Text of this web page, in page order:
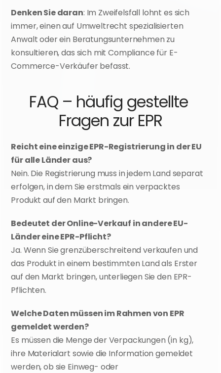
Denken Sie daran: Im Zweifelsfall lohnt es sich
immer, einen auf Umweltrecht spezialisierten
Anwalt oder ein Beratungsunternehmen zu
konsultieren, das sich mit Compliance für E-
Commerce-Verkäufer befasst.
FAQ – häufig gestellte
Fragen zur EPR
Reicht eine einzige EPR-Registrierung in der EU
für alle Länder aus?
Nein. Die Registrierung muss in jedem Land separat
erfolgen, in dem Sie erstmals ein verpacktes
Produkt auf den Markt bringen.
Bedeutet der Online-Verkauf in andere EU-
Länder eine EPR-Pflicht?
Ja. Wenn Sie grenzüberschreitend verkaufen und
das Produkt in einem bestimmten Land als Erster
auf den Markt bringen, unterliegen Sie den EPR-
Pflichten.
Welche Daten müssen im Rahmen von EPR
gemeldet werden?
Es müssen die Menge der Verpackungen (in kg),
ihre Materialart sowie die Information gemeldet
werden, ob sie Einweg- oder